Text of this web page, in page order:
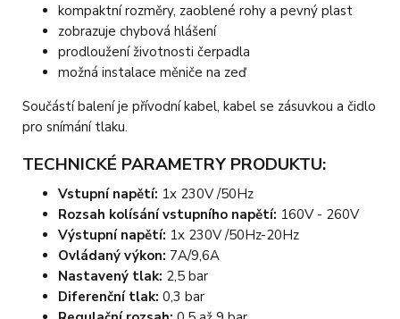
kompaktní rozměry, zaoblené rohy a pevný plast
zobrazuje chybová hlášení
prodloužení životnosti čerpadla
možná instalace měniče na zeď
Součástí balení je přívodní kabel, kabel se zásuvkou a čidlo
pro snímání tlaku.
TECHNICKÉ PARAMETRY PRODUKTU:
Vstupní napětí: 1x 230V /50Hz
Rozsah kolísání vstupního napětí: 160V - 260V
Výstupní napětí: 1x 230V /50Hz-20Hz
Ovládaný výkon: 7A/9,6A
Nastavený tlak: 2,5 bar
Diferenční tlak: 0,3 bar